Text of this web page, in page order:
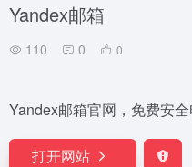
Yandex邮箱
110 0 0
Yandex邮箱官网，免费安全
打开网站